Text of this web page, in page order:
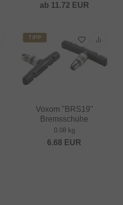
ab 11.72 EUR
TIPP
Voxom "BRS19"
Bremsschuhe
0.08 kg
6.68 EUR